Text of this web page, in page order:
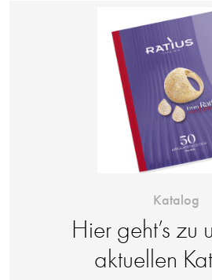
Katalog
Hier geht’s zu
aktuellen